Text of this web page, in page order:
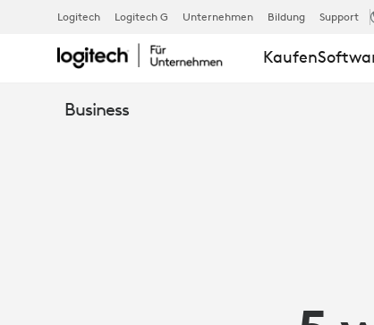
WICHTIGE
Logitech Logitech G Unternehmen Bildung Support
Kaufen
Business